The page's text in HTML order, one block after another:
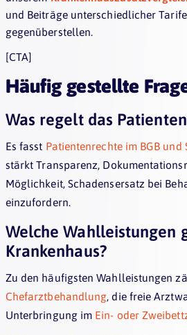
und Beiträge unterschiedlicher
gegenüberstellen.
[CTA]
Häufig gestellte
Was regelt das
Es fasst Patientenrechte im BGB und
stärkt Transparenz,
Möglichkeit, Schadensersatz bei
einzufordern.
Welche Wahlleistungen
Krankenhaus?
Zu den häufigsten Wahlleistungen
Chefarztbehandlung, die freie
Unterbringung im Ein- oder